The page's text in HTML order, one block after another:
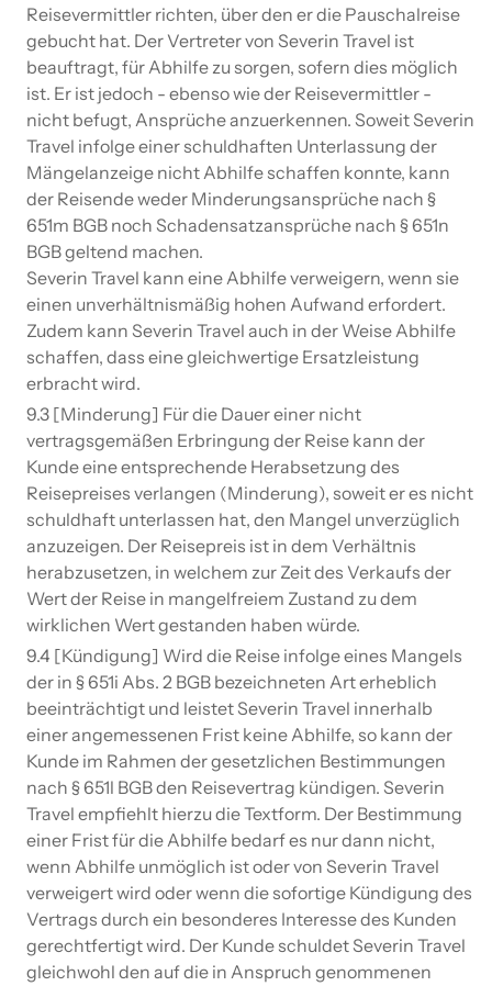
Reisevermittler richten, über den er die Pauschalreise
gebucht hat. Der Vertreter von Severin Travel ist
beauftragt, für Abhilfe zu sorgen, sofern dies möglich
ist. Er ist jedoch - ebenso wie der Reisevermittler -
nicht befugt, Ansprüche anzuerkennen. Soweit Severin
Travel infolge einer schuldhaften Unterlassung der
Mängelanzeige nicht Abhilfe schaffen konnte, kann
der Reisende weder Minderungsansprüche nach §
651m BGB noch Schadensatzansprüche nach § 651n
BGB geltend machen.
Severin Travel kann eine Abhilfe verweigern, wenn sie
einen unverhältnismäßig hohen Aufwand erfordert.
Zudem kann Severin Travel auch in der Weise Abhilfe
schaffen, dass eine gleichwertige Ersatzleistung
erbracht wird.
9.3 [Minderung] Für die Dauer einer nicht
vertragsgemäßen Erbringung der Reise kann der
Kunde eine entsprechende Herabsetzung des
Reisepreises verlangen (Minderung), soweit er es nicht
schuldhaft unterlassen hat, den Mangel unverzüglich
anzuzeigen. Der Reisepreis ist in dem Verhältnis
herabzusetzen, in welchem zur Zeit des Verkaufs der
Wert der Reise in mangelfreiem Zustand zu dem
wirklichen Wert gestanden haben würde.
9.4 [Kündigung] Wird die Reise infolge eines Mangels
der in § 651i Abs. 2 BGB bezeichneten Art erheblich
beeinträchtigt und leistet Severin Travel innerhalb
einer angemessenen Frist keine Abhilfe, so kann der
Kunde im Rahmen der gesetzlichen Bestimmungen
nach § 651l BGB den Reisevertrag kündigen. Severin
Travel empfiehlt hierzu die Textform. Der Bestimmung
einer Frist für die Abhilfe bedarf es nur dann nicht,
wenn Abhilfe unmöglich ist oder von Severin Travel
verweigert wird oder wenn die sofortige Kündigung des
Vertrags durch ein besonderes Interesse des Kunden
gerechtfertigt wird. Der Kunde schuldet Severin Travel
gleichwohl den auf die in Anspruch genommenen